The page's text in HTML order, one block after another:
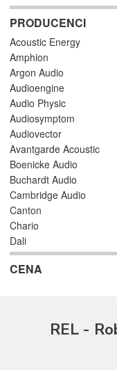
PRODUCENCI
Acoustic Energy
Amphion
Argon Audio
Audioengine
Audio Physic
Audiosymptom
Audiovector
Avantgarde Acoustic
Boenicke Audio
Buchardt Audio
Cambridge Audio
Canton
Chario
Dali
Denon
Elipson
GoldenEar
CENA
REL -